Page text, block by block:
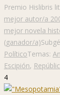
Premio Hislibris
mejor autor/a
mejor novela
(ganador/a)
PolíticoTemas:
Escipión,
4